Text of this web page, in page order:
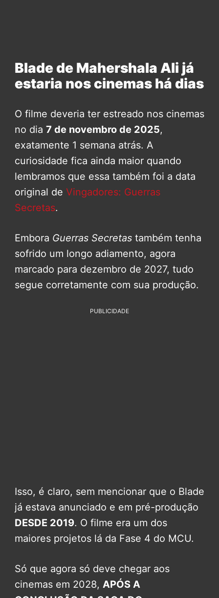
Blade de Mahershala Ali já
estaria nos cinemas há dias
O filme deveria ter estreado nos cinemas
no dia 7 de novembro de 2025,
exatamente 1 semana atrás. A
curiosidade fica ainda maior quando
lembramos que essa também foi a data
original de Vingadores: Guerras
Secretas.
Embora Guerras Secretas também tenha
sofrido um longo adiamento, agora
marcado para dezembro de 2027, tudo
segue corretamente com sua produção.
PUBLICIDADE
Isso, é claro, sem mencionar que o Blade
já estava anunciado e em pré-produção
DESDE 2019. O filme era um dos
maiores projetos lá da Fase 4 do MCU.
Só que agora só deve chegar aos
cinemas em 2028, APÓS A